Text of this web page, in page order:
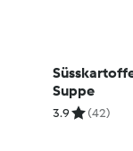
Suppe
3.9 (42)